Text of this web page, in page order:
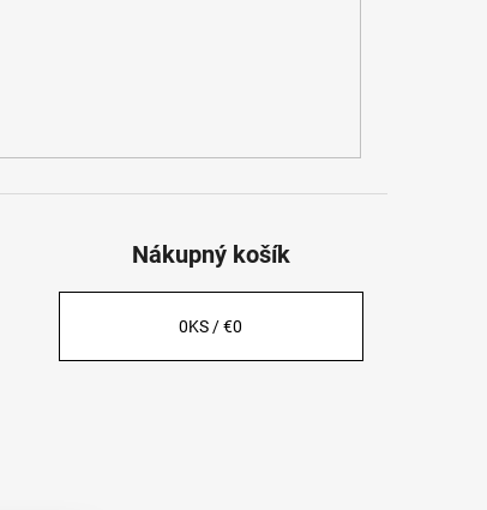
Nákupný košík
0KS /€0